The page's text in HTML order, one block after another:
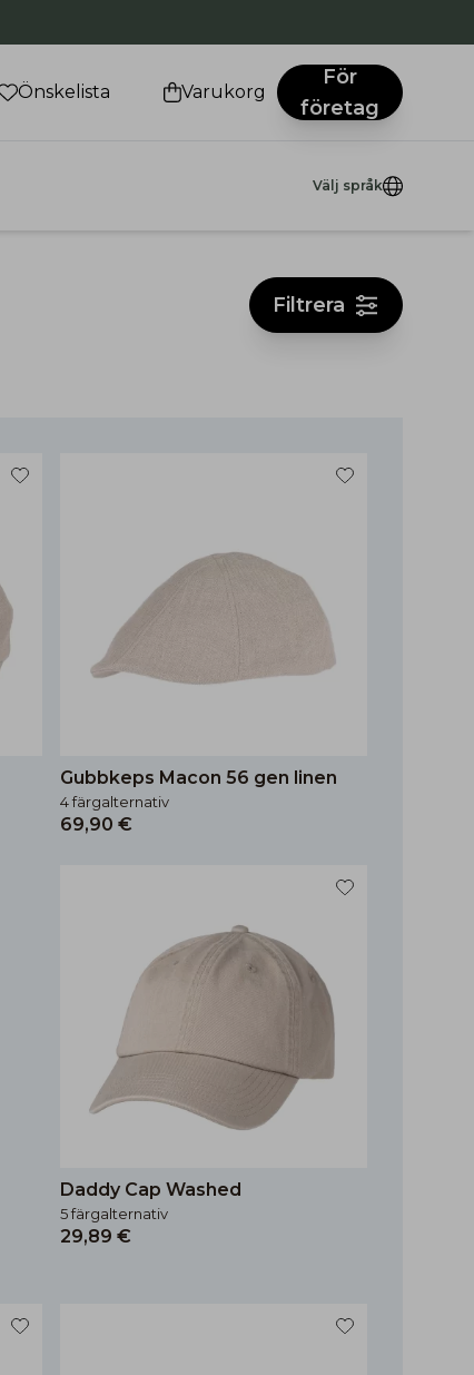
Önskelista Varukorg
För
företag
Välj språk
Filtrera
Gubbkeps Macon 56 gen linen
4 färgalternativ
69,90 €
Daddy Cap Washed
5 färgalternativ
29,89 €